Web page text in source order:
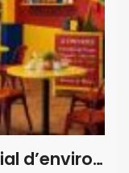
À vendre local commercial d’environ 55 m2 situé dans un secteur dynamique et recherché de Saint Pierre Réunion